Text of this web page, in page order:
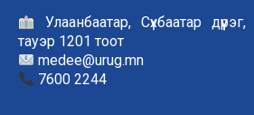
Улаанбаатар, Сүхбаатар
тауэр 1201 тоот
medee@urug.mn
7600 2244